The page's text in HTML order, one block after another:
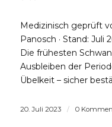
Medizinisch geprüft
Panosch · Stand: Juli
Die frühesten
Ausbleiben der
Übelkeit – sicher
20. Juli 2023 / 0